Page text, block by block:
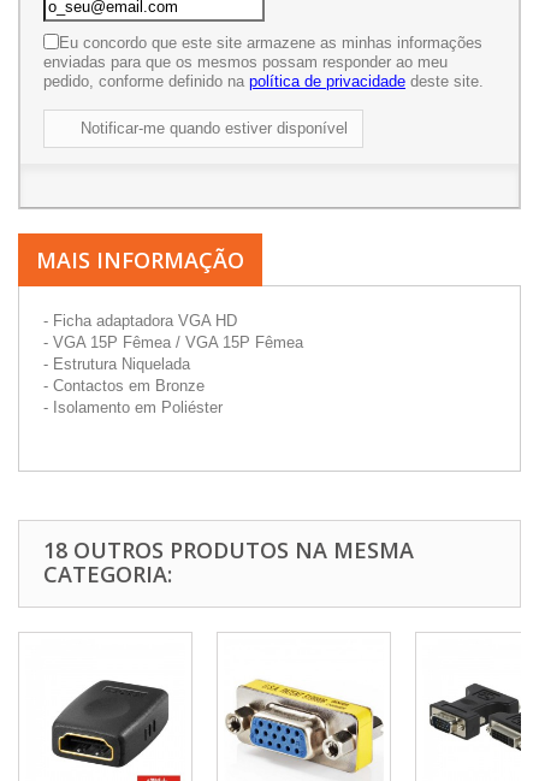
Eu concordo que este site armazene as minhas informações
enviadas para que os mesmos possam responder ao meu
pedido, conforme definido na política de privacidade deste site.
Notificar-me quando estiver disponível
MAIS INFORMAÇÃO
- Ficha adaptadora VGA HD
- VGA 15P Fêmea / VGA 15P Fêmea
- Estrutura Niquelada
- Contactos em Bronze
- Isolamento em Poliéster
18 OUTROS PRODUTOS NA MESMA
CATEGORIA: